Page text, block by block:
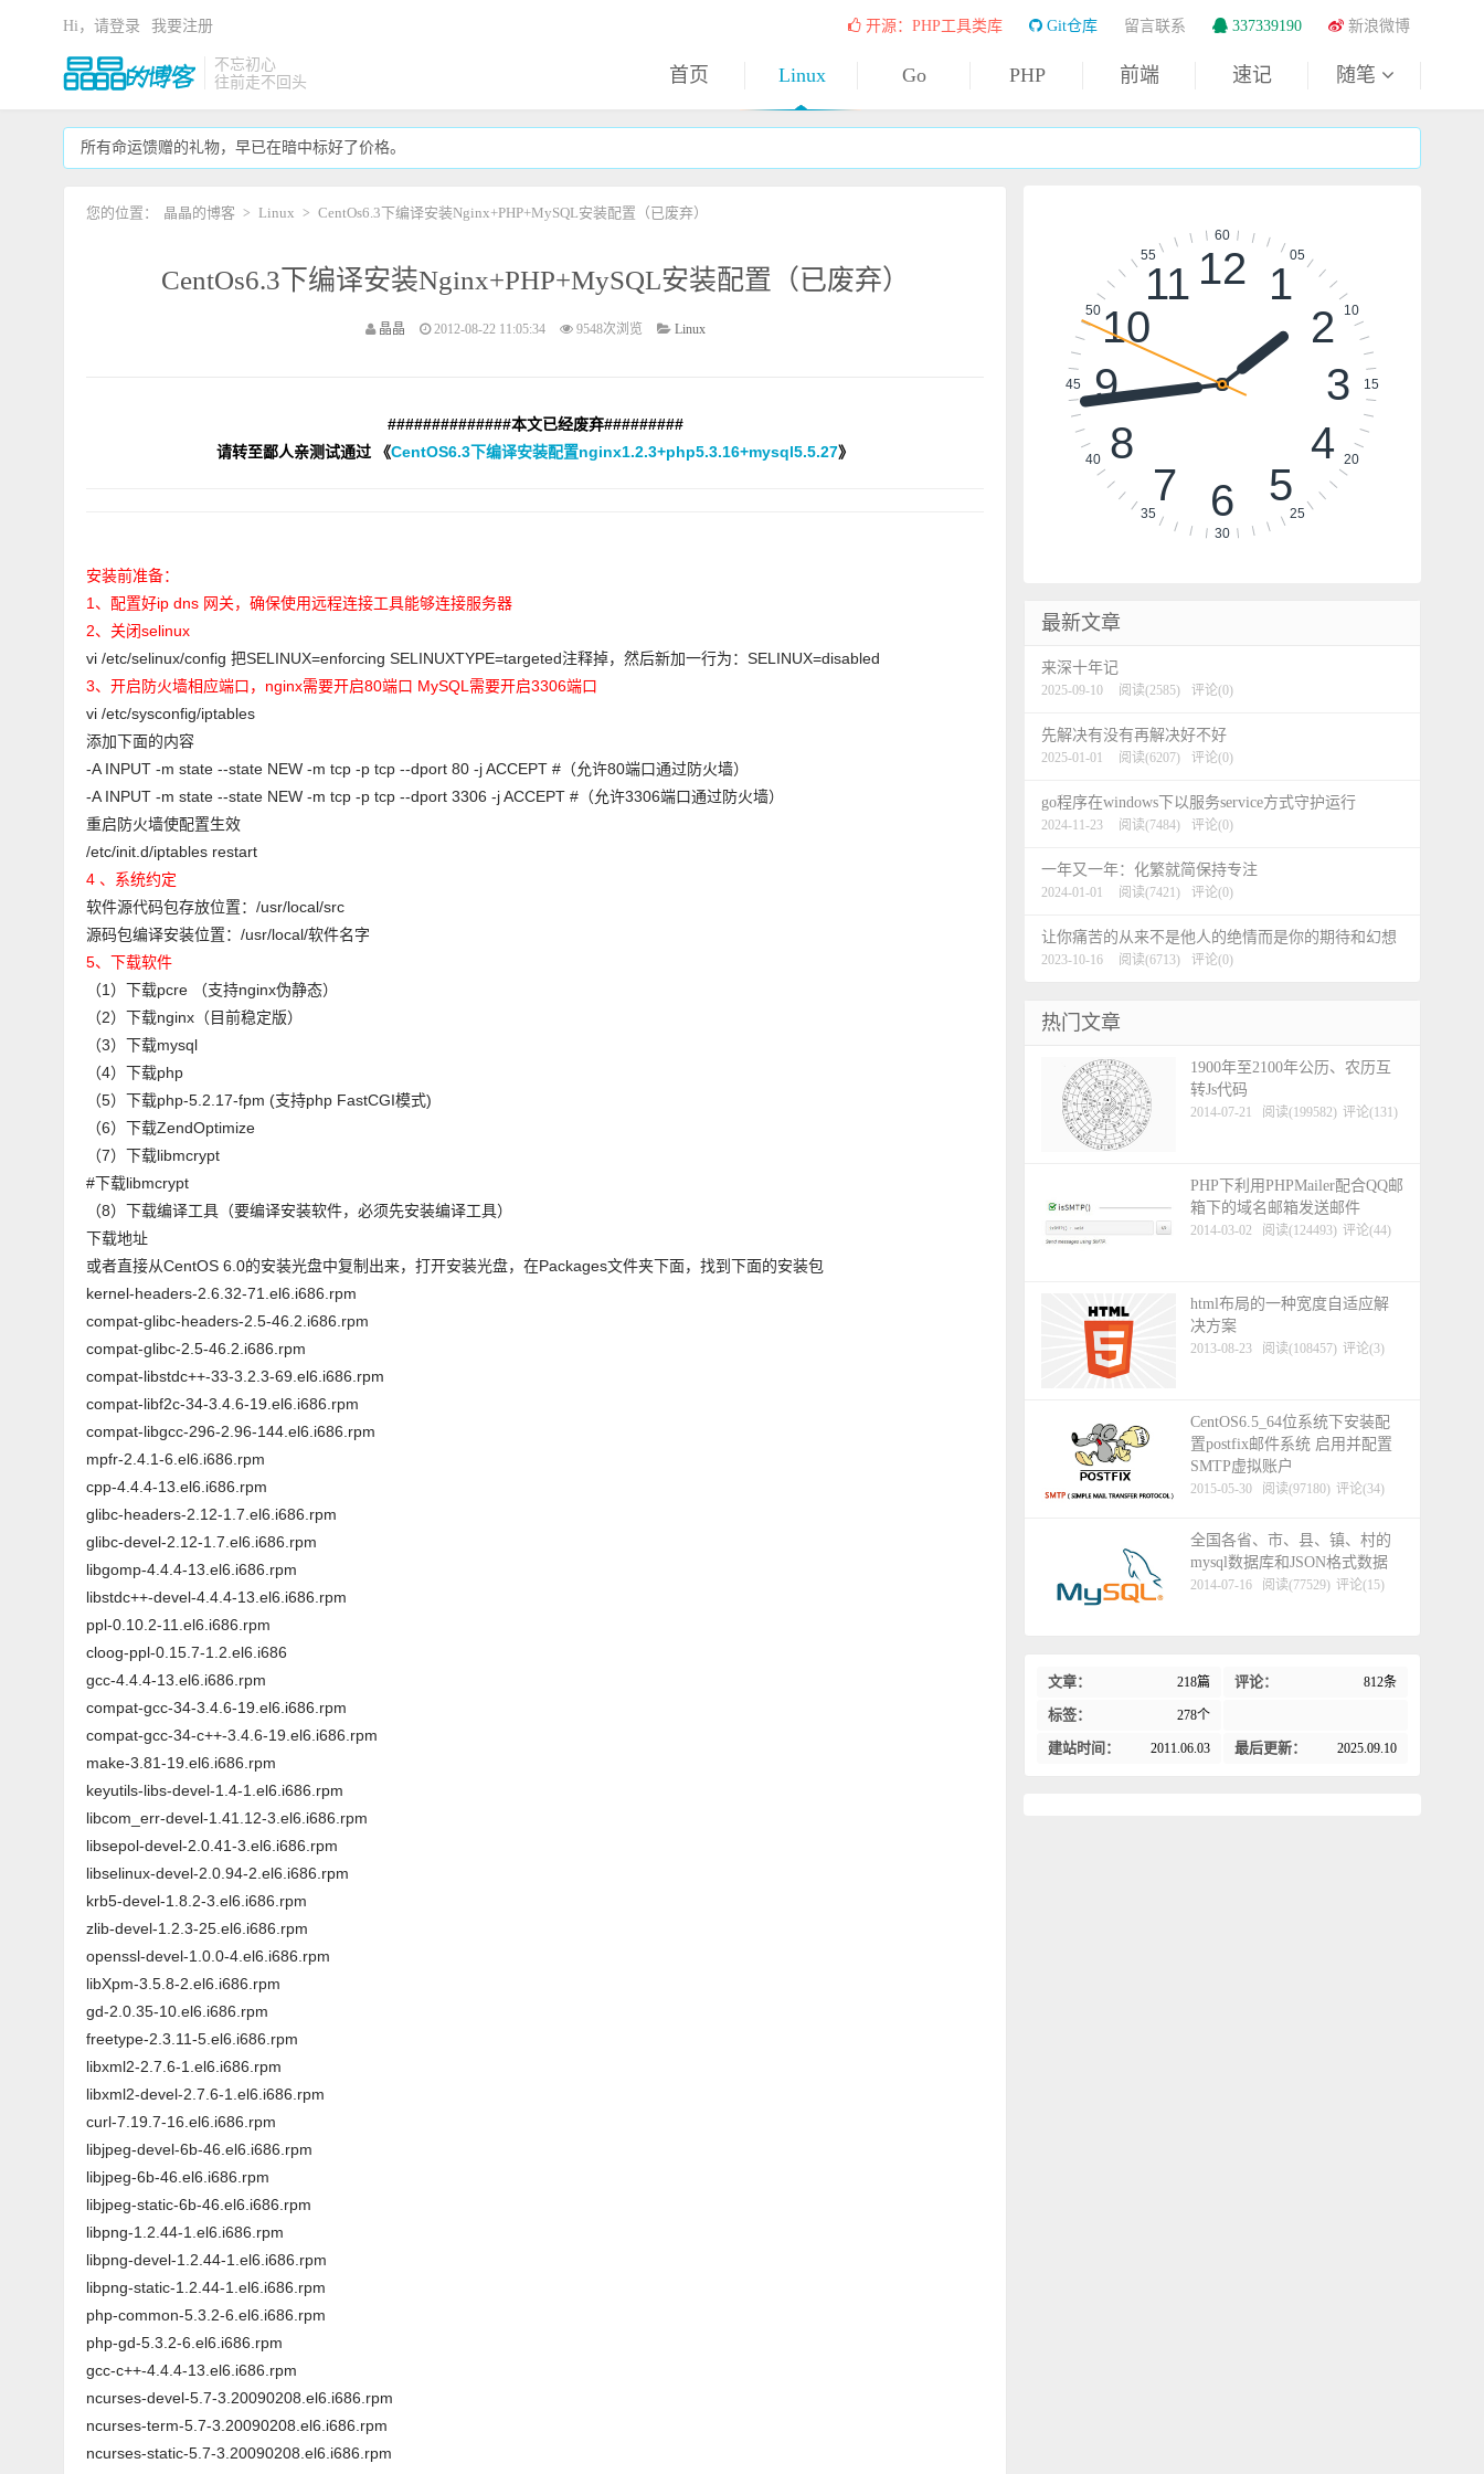
不忘初心
往前走不回头
首页 Linux Go PHP 前端 速记 随笔
Hi，请登录 我要注册 开源：PHP工具类库 Git仓库 留言联系 337339190 新浪微博
所有命运馈赠的礼物，早已在暗中标好了价格。
您的位置： 晶晶的博客 > Linux > CentOs6.3下编译安装Nginx+PHP+MySQL安装配置（已废弃）
CentOs6.3下编译安装Nginx+PHP+MySQL安装配置（已废弃）
晶晶 2012-08-22 11:05:34 9548次浏览 Linux
##############本文已经废弃#########
请转至鄙人亲测试通过 《CentOS6.3下编译安装配置nginx1.2.3+php5.3.16+mysql5.5.27》
安装前准备：
1、配置好ip dns 网关，确保使用远程连接工具能够连接服务器
2、关闭selinux
vi /etc/selinux/config 把SELINUX=enforcing SELINUXTYPE=targeted注释掉，然后新加一行为：SELINUX=disabled
3、开启防火墙相应端口，nginx需要开启80端口 MySQL需要开启3306端口
vi /etc/sysconfig/iptables
添加下面的内容
-A INPUT -m state --state NEW -m tcp -p tcp --dport 80 -j ACCEPT #（允许80端口通过防火墙）
-A INPUT -m state --state NEW -m tcp -p tcp --dport 3306 -j ACCEPT #（允许3306端口通过防火墙）
重启防火墙使配置生效
/etc/init.d/iptables restart
4 、系统约定
软件源代码包存放位置：/usr/local/src
源码包编译安装位置：/usr/local/软件名字
5、下载软件
（1）下载pcre （支持nginx伪静态）
（2）下载nginx（目前稳定版）
（3）下载mysql
（4）下载php
（5）下载php-5.2.17-fpm (支持php FastCGI模式)
（6）下载ZendOptimize
（7）下载libmcrypt
#下载libmcrypt
（8）下载编译工具（要编译安装软件，必须先安装编译工具）
下载地址
或者直接从CentOS 6.0的安装光盘中复制出来，打开安装光盘，在Packages文件夹下面，找到下面的安装包
kernel-headers-2.6.32-71.el6.i686.rpm
compat-glibc-headers-2.5-46.2.i686.rpm
compat-glibc-2.5-46.2.i686.rpm
compat-libstdc++-33-3.2.3-69.el6.i686.rpm
compat-libf2c-34-3.4.6-19.el6.i686.rpm
compat-libgcc-296-2.96-144.el6.i686.rpm
mpfr-2.4.1-6.el6.i686.rpm
cpp-4.4.4-13.el6.i686.rpm
glibc-headers-2.12-1.7.el6.i686.rpm
glibc-devel-2.12-1.7.el6.i686.rpm
libgomp-4.4.4-13.el6.i686.rpm
libstdc++-devel-4.4.4-13.el6.i686.rpm
ppl-0.10.2-11.el6.i686.rpm
cloog-ppl-0.15.7-1.2.el6.i686
gcc-4.4.4-13.el6.i686.rpm
compat-gcc-34-3.4.6-19.el6.i686.rpm
compat-gcc-34-c++-3.4.6-19.el6.i686.rpm
make-3.81-19.el6.i686.rpm
keyutils-libs-devel-1.4-1.el6.i686.rpm
libcom_err-devel-1.41.12-3.el6.i686.rpm
libsepol-devel-2.0.41-3.el6.i686.rpm
libselinux-devel-2.0.94-2.el6.i686.rpm
krb5-devel-1.8.2-3.el6.i686.rpm
zlib-devel-1.2.3-25.el6.i686.rpm
openssl-devel-1.0.0-4.el6.i686.rpm
libXpm-3.5.8-2.el6.i686.rpm
gd-2.0.35-10.el6.i686.rpm
freetype-2.3.11-5.el6.i686.rpm
libxml2-2.7.6-1.el6.i686.rpm
libxml2-devel-2.7.6-1.el6.i686.rpm
curl-7.19.7-16.el6.i686.rpm
libjpeg-devel-6b-46.el6.i686.rpm
libjpeg-6b-46.el6.i686.rpm
libjpeg-static-6b-46.el6.i686.rpm
libpng-1.2.44-1.el6.i686.rpm
libpng-devel-1.2.44-1.el6.i686.rpm
libpng-static-1.2.44-1.el6.i686.rpm
php-common-5.3.2-6.el6.i686.rpm
php-gd-5.3.2-6.el6.i686.rpm
gcc-c++-4.4.4-13.el6.i686.rpm
ncurses-devel-5.7-3.20090208.el6.i686.rpm
ncurses-term-5.7-3.20090208.el6.i686.rpm
ncurses-static-5.7-3.20090208.el6.i686.rpm
05
10
15
20
25
30
35
40
45
50
55
60
1
2
3
4
5
6
7
8
9
10
11 12
最新文章
来深十年记
2025-09-10 阅读(2585) 评论(0)
先解决有没有再解决好不好
2025-01-01 阅读(6207) 评论(0)
go程序在windows下以服务service方式守护运行
2024-11-23 阅读(7484) 评论(0)
一年又一年：化繁就简保持专注
2024-01-01 阅读(7421) 评论(0)
让你痛苦的从来不是他人的绝情而是你的期待和幻想
2023-10-16 阅读(6713) 评论(0)
热门文章
1900年至2100年公历、农历互
转Js代码
2014-07-21 阅读(199582) 评论(131)
PHP下利用PHPMailer配合QQ邮
箱下的域名邮箱发送邮件
2014-03-02 阅读(124493) 评论(44)
html布局的一种宽度自适应解
决方案
2013-08-23 阅读(108457) 评论(3)
CentOS6.5_64位系统下安装配
置postfix邮件系统 启用并配置
SMTP虚拟账户
2015-05-30 阅读(97180) 评论(34)
全国各省、市、县、镇、村的
mysql数据库和JSON格式数据
2014-07-16 阅读(77529) 评论(15)
文章： 218篇 评论： 812条
标签： 278个
建站时间： 2011.06.03 最后更新： 2025.09.10